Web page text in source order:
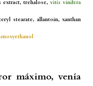
extract, trehalose, vitis vinifera
stearate, allantoin, xanthan
máximo, venía